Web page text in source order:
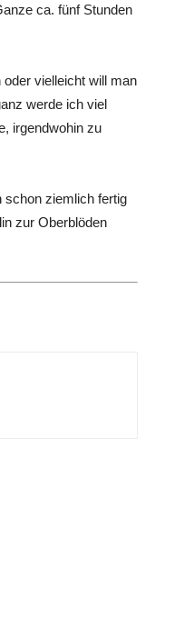
ca. fünf Stunden
vielleicht will man
werde ich viel
irgendwohin zu
schon ziemlich fertig
zur Oberblöden